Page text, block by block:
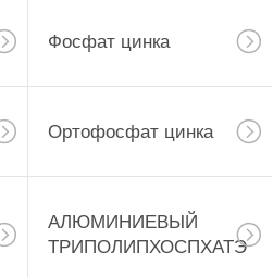
Фосфат цинка
Ортофосфат цинка
АЛЮМИНИЕВЫЙ
ТРИПОЛИПХОСПХАТЭ